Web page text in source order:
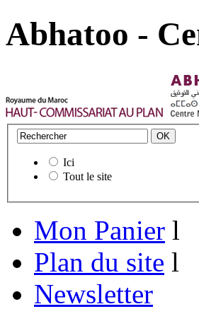
Abhatoo -
Ici
Tout le site
Mon Panier l
Plan du site l
Newsletter